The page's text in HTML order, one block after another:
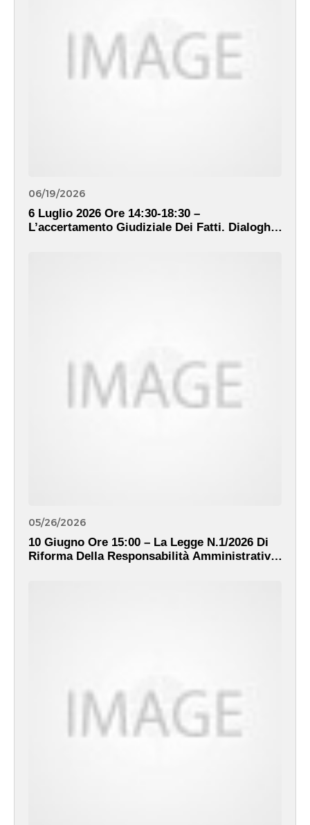
06/19/2026
6 Luglio 2026 Ore 14:30-18:30 –
L’accertamento Giudiziale Dei Fatti. Dialoghi
05/26/2026
10 Giugno Ore 15:00 – La Legge N.1/2026 Di
Riforma Della Responsabilità Amministrativa